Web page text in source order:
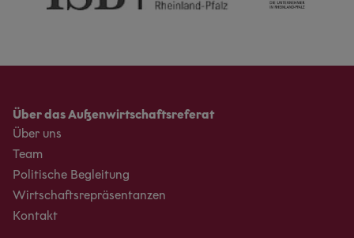
Über das Außenwirtschaftsreferat
Über uns
Team
Politische Begleitung
Wirtschaftsrepräsentanzen
Kontakt